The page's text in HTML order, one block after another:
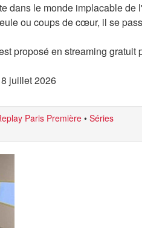
dans le monde implacable de
ou coups de cœur, il se
proposé en streaming gratuit
juillet 2026
Paris Première• Séries